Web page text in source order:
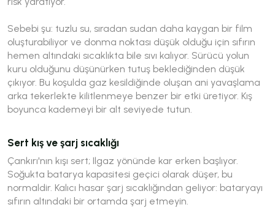
Sebebi şu: tuzlu su, sıradan sudan daha kaygan bir film
oluşturabiliyor ve donma noktası düşük olduğu için sıfırın
hemen altındaki sıcaklıkta bile sıvı kalıyor. Sürücü yolun
kuru olduğunu düşünürken tutuş beklediğinden düşük
çıkıyor. Bu koşulda gaz kesildiğinde oluşan ani yavaşlama
arka tekerlekte kilitlenmeye benzer bir etki üretiyor. Kış
boyunca kademeyi bir alt seviyede tutun.
Sert kış ve şarj sıcaklığı
Çankırı'nın kışı sert; Ilgaz yönünde kar erken başlıyor.
Soğukta batarya kapasitesi geçici olarak düşer, bu
normaldir. Kalıcı hasar şarj sıcaklığından geliyor: bataryayı
sıfırın altındaki bir ortamda şarj etmeyin.